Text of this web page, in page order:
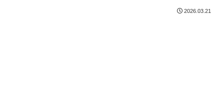
2026.03.21